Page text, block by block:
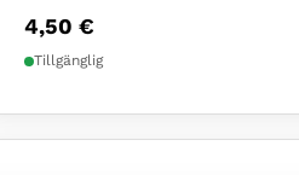
4,50 €
Tillgänglig